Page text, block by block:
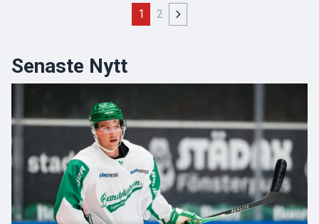
1 2
Senaste Nytt